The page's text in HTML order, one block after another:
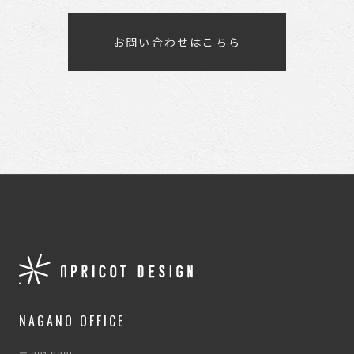
お問い合わせはこちら
NAGANO OFFICE